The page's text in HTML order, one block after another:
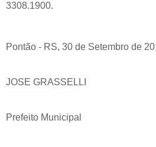
3308.1900.
Pontão - RS, 30 de Setembro de
JOSE GRASSELLI
Prefeito Municipal